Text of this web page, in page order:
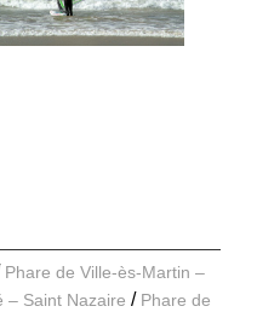
Phare de Ville-ès-Martin –
– Saint Nazaire
Phare de